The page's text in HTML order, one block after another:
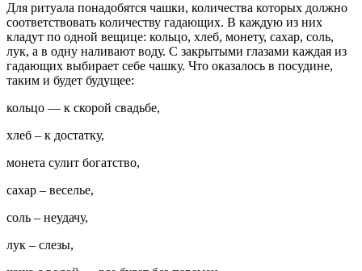
Для ритуала понадобятся чашки, количества которых должно
соответствовать количеству гадающих. В каждую из них
кладут по одной вещице: кольцо, хлеб, монету, сахар, соль,
лук, а в одну наливают воду. С закрытыми глазами каждая из
гадающих выбирает себе чашку. Что оказалось в посудине,
таким и будет будущее:
кольцо — к скорой свадьбе,
хлеб – к достатку,
монета сулит богатство,
сахар – веселье,
соль – неудачу,
лук – слезы,